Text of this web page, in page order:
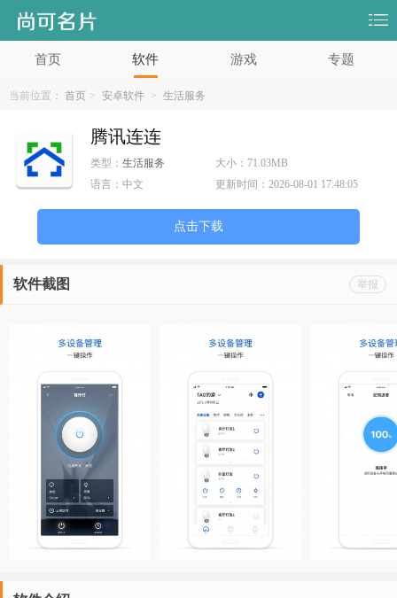
首页 软件 游戏 专题
当前位置： 首页 > 安卓软件 > 生活服务
腾讯连连
类型： 生活服务 大小： 71.03MB
语言： 中文 更新时间：2026-08-01 17:48:05
点击下载
举报
软件截图